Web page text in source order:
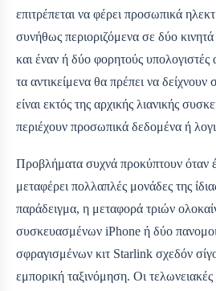
επιτρέπεται να φέρει προσωπικά
συνήθως περιοριζόμενα σε δύο
και έναν ή δύο φορητούς υπολογιστές
τα αντικείμενα θα πρέπει να
είναι εκτός της αρχικής λιανικής
περιέχουν προσωπικά δεδομένα ή
Προβλήματα συχνά προκύπτουν όταν
μεταφέρει πολλαπλές μονάδες της
παράδειγμα, η μεταφορά τριών
συσκευασμένων iPhone ή δύο
σφραγισμένων κιτ Starlink σχεδόν
εμπορική ταξινόμηση. Οι